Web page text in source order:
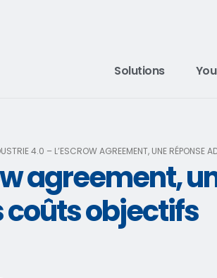
Solutions
4.0 – L’ESCROW AGREEMENT, UNE RÉPONSE
agreement,
coûts objectifs